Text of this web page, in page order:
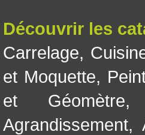
Découvrir les
Carrelage,
et Moquette,
et Géomètre
Agrandissement,